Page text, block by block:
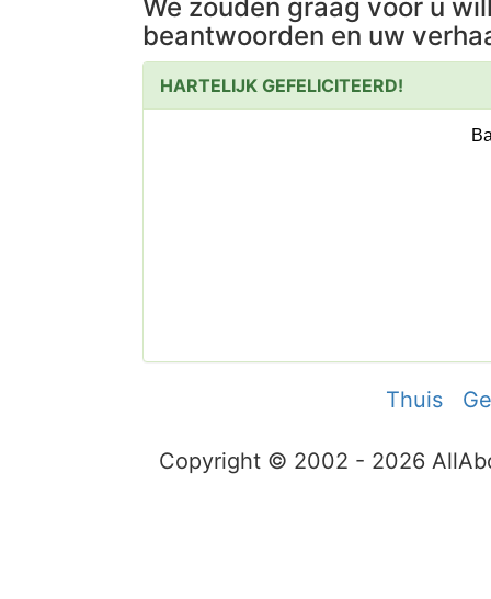
We zouden graag voor u
beantwoorden en uw
HARTELIJK GEFELICITEERD!
Thuis
Copyright © 2002 - 2026